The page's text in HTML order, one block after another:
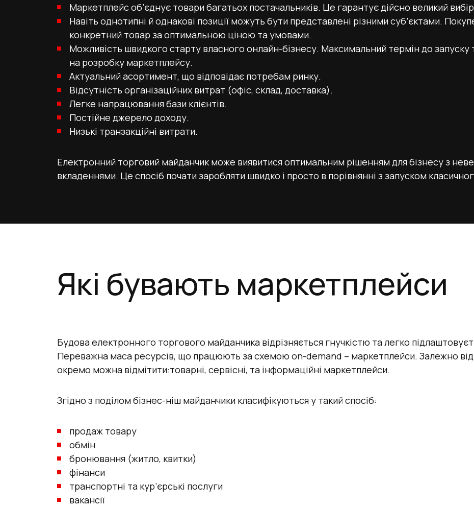
Маркетплейс об’єднує товари багатьох постачальників. Це гарантує дійсно великий
Навіть однотипні й однакові позиції можуть бути представлені різними суб’єктами.
конкретний товар за оптимальною ціною та умовами.
Можливість швидкого старту власного онлайн-бізнесу. Максимальний термін до запуску
на розробку маркетплейсу.
Актуальний асортимент, що відповідає потребам ринку.
Відсутність організаційних витрат (офіс, склад, доставка).
Легке напрацювання бази клієнтів.
Постійне джерело доходу.
Низькі транзакційні витрати.
Електронний торговий майданчик може виявитися оптимальним рішенням для бізнесу з
вкладеннями. Це спосіб почати заробляти швидко і просто в порівнянні з запуском
Які бувають маркетплейси
Будова електронного торгового майданчика відрізняється гнучкістю та легко
Переважна маса ресурсів, що працюють за схемою on-demand – маркетплейси. Залежно
окремо можна відмітити:товарні, сервісні, та інформаційні маркетплейси.
Згідно з поділом бізнес-ніш майданчики класифікуються у такий спосіб:
продаж товару
обмін
бронювання (житло, квитки)
фінанси
транспортні та кур’єрські послуги
вакансії